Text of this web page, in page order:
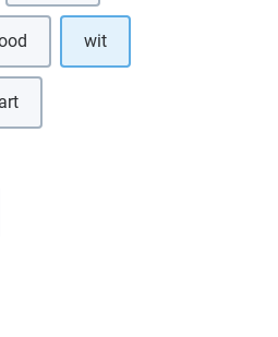
niet beschikbaar.)
(Deze optie is momenteel niet
wit
niet beschikbaar.)
(Deze optie is momenteel niet
niet beschikbaar.)
is momenteel niet beschikbaar.)